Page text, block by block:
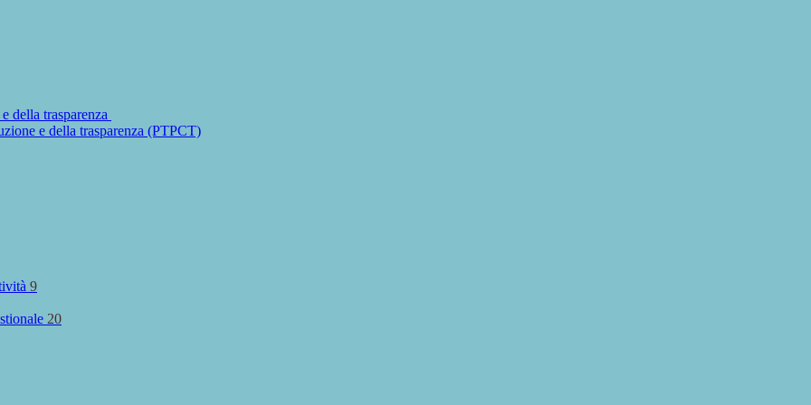
della trasparenza
e della trasparenza (PTPCT)
9
20